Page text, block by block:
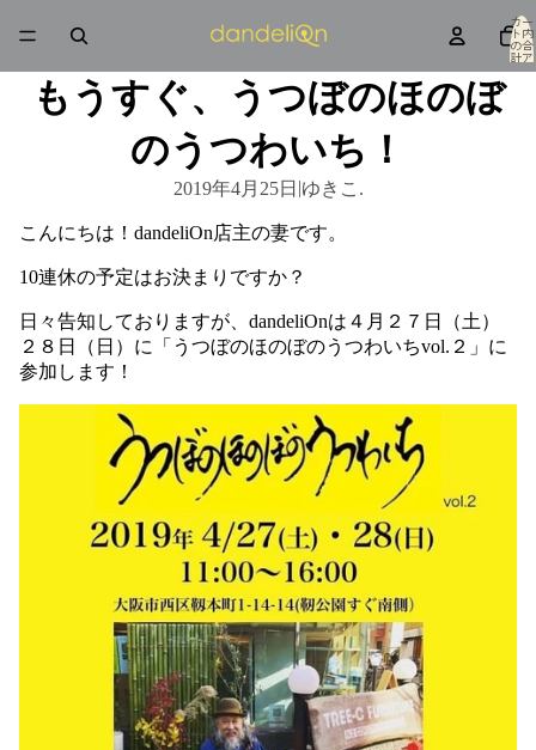
カー
ト内
の合
計ア
イテ
もうすぐ、うつぼのほのぼ
のうつわいち！
2019年4月25日 |ゆきこ.
こんにちは！ dandeliOn店主の妻です。
10連休の予定はお決まりですか？
日々告知しておりますが、 dandeliOnは４月２７日（土）
２８日（日）に「うつぼのほのぼのうつわいちvol. ２」に
参加します！